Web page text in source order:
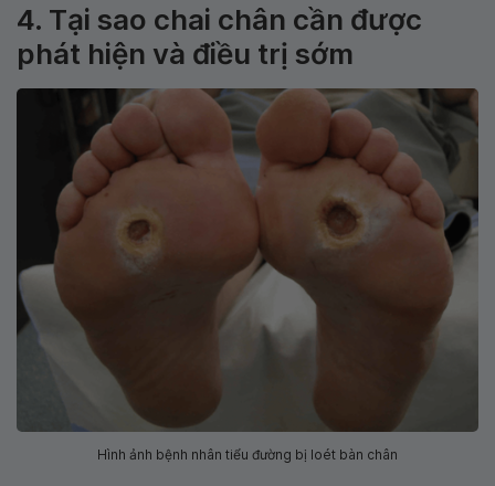
4. Tại sao chai chân cần được
phát hiện và điều trị sớm
Hình ảnh bệnh nhân tiểu đường bị loét bàn chân